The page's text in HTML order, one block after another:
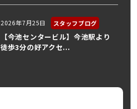
2026年7月25日 スタッフブログ
【今池センタービル】今池駅より
徒歩3分の好アクセ...